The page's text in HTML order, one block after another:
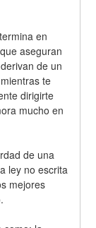
en
aseguran
de un
te
dirigirte
mucho en
de una
ley no escrita
mejores